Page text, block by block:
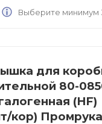
Выберите минимум
для
80-
(HF)
кор)